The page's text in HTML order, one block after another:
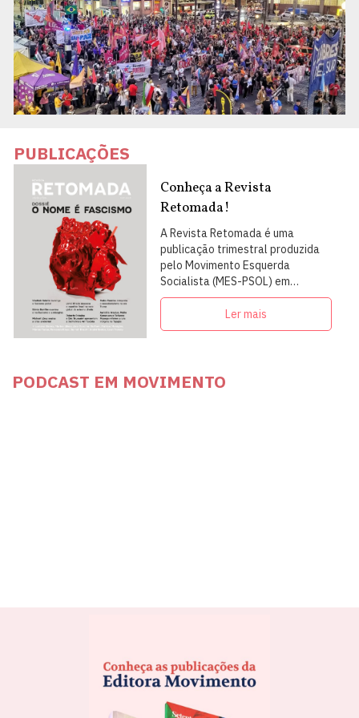
PUBLICAÇÕES
Conheça a Revista
Retomada!
A Revista Retomada é uma
publicação trimestral produzida
pelo Movimento Esquerda
Socialista (MES-PSOL) em
articulação com intelectuais,
militantes e artistas
Ler mais
PODCAST EM MOVIMENTO